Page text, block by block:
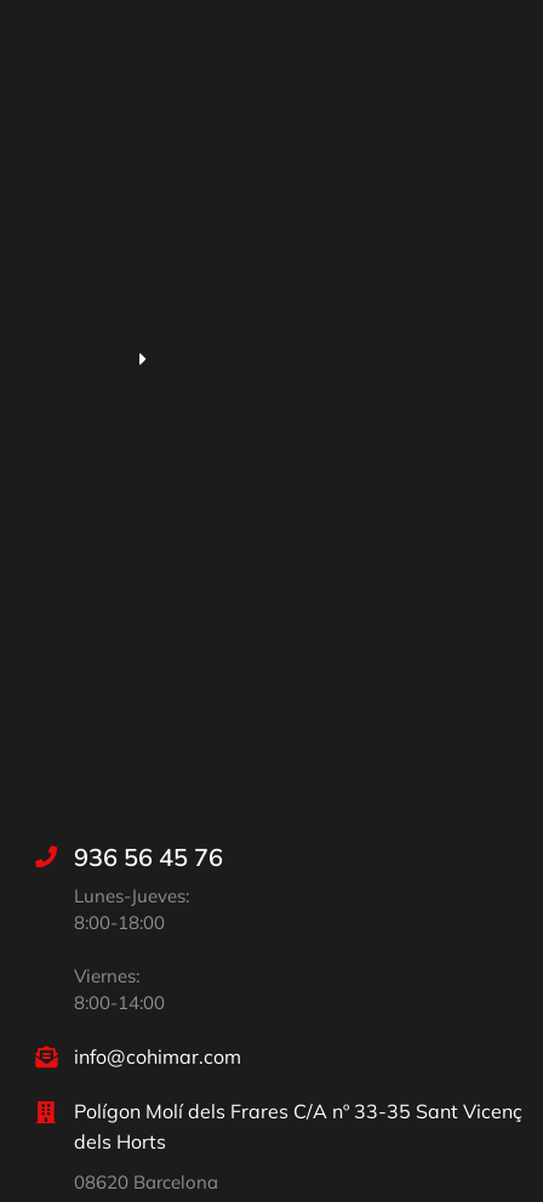
936 56 45 76
Lunes-Jueves:
8:00-18:00
Viernes:
8:00-14:00
info@cohimar.com
Polígon Molí dels Frares C/A nº 33-35 Sant Vicenç
dels Horts
08620 Barcelona